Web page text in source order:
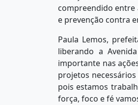
compreendido entre
e prevenção contra
Paula Lemos,
liberando a
importante nas
projetos
pois estamos
força, foco e fé